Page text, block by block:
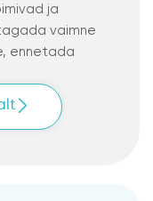
ja
vaimne
ennetada